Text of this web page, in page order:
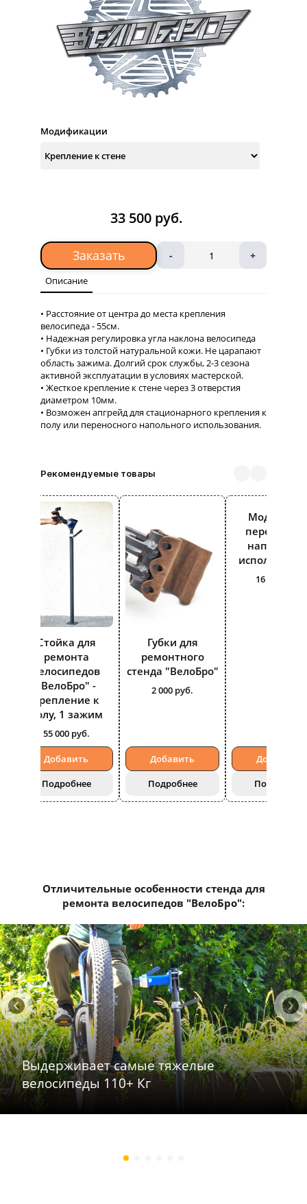
33 500 руб.
Заказать - +
Модификации
Описание
Расстояние от центра до места крепления
велосипеда - 55см.
Надежная регулировка угла наклона велосипеда
Губки из толстой натуральной кожи. Не царапают
область зажима. Долгий срок службы, 2-3 сезона
активной эксплуатации в условиях мастерской.
Жесткое крепление к стене через 3 отверстия
диаметром 10мм.
Возможен апгрейд для стационарного крепления к
полу или переносного напольного использования.
Рекомендуемые товары
Стойка для
ремонта
велосипедов
"ВелоБро" -
крепление к
полу, 1 зажим
55 000 руб.
Добавить
Подробнее
Губки для
ремонтного
стенда "ВелоБро"
2 000 руб.
Добавить
Подробнее
Модуль
Добавить
Подробнее
Отличительные особенности стенда для
ремонта велосипедов "ВелоБро":
Выдерживает самые тяжелые
велосипеды 110+ Кг